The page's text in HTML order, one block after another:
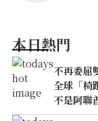
本日熱門
不再委屈
全球「椅
不是阿聯